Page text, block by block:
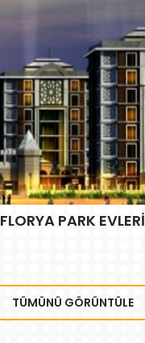
FLORYA PARK EVLERİ
TÜMÜNÜ GÖRÜNTÜLE